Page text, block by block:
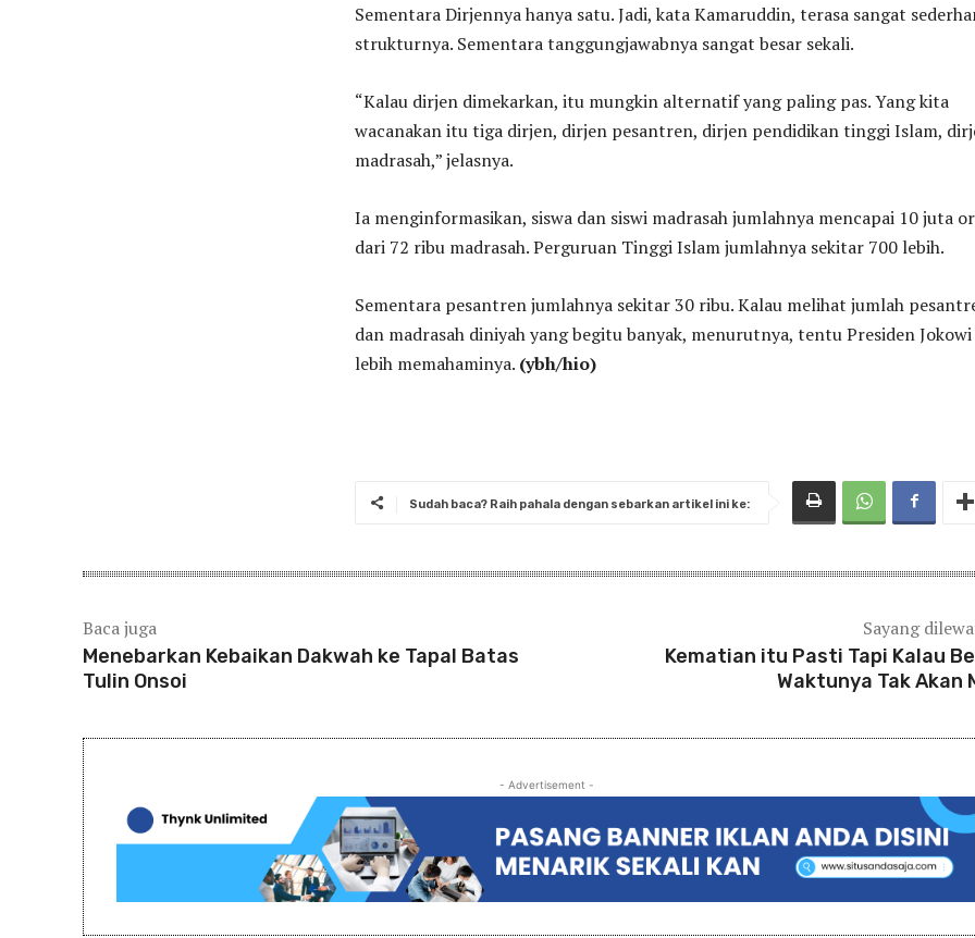
Sementara Dirjennya hanya satu. Jadi, kata Kamaruddin, terasa sangat
strukturnya. Sementara tanggungjawabnya sangat besar sekali.
“Kalau dirjen dimekarkan, itu mungkin alternatif yang paling pas. Yang kita
wacanakan itu tiga dirjen, dirjen pesantren, dirjen pendidikan tinggi Islam,
madrasah,” jelasnya.
Ia menginformasikan, siswa dan siswi madrasah jumlahnya mencapai 10 juta
dari 72 ribu madrasah. Perguruan Tinggi Islam jumlahnya sekitar 700 lebih.
Sementara pesantren jumlahnya sekitar 30 ribu. Kalau melihat jumlah
dan madrasah diniyah yang begitu banyak, menurutnya, tentu Presiden Jokowi
lebih memahaminya. (ybh/hio)
Sudah baca? Raih pahala dengan sebarkan artikel ini ke:
Baca juga
Menebarkan Kebaikan Dakwah ke Tapal Batas
Tulin Onsoi
Sayang
Kematian itu Pasti Tapi Kalau
Waktunya Tak Akan
- Advertisement -